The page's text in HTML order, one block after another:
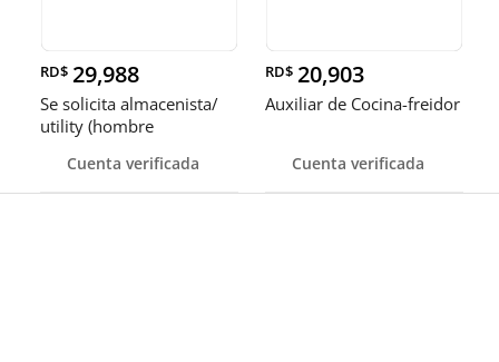
RD$ 29,988
Se solicita almacenista/
utility (hombre
Cuenta verificada
RD$ 20,903
Auxiliar de Cocina-freidor
Cuenta verificada